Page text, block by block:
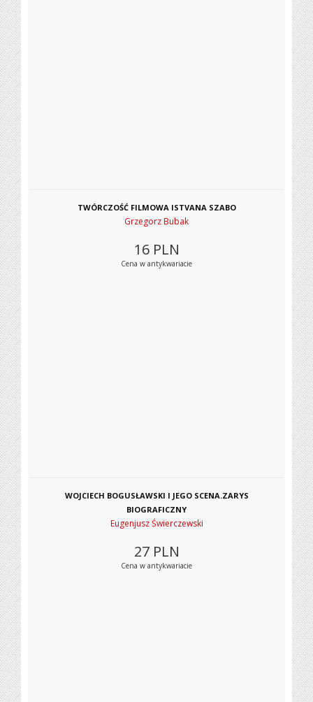
TWÓRCZOŚĆ FILMOWA ISTVANA SZABO
Grzegorz Bubak
16 PLN
Cena w antykwariacie
WOJCIECH BOGUSŁAWSKI I JEGO SCENA.ZARYS
BIOGRAFICZNY
Eugenjusz Świerczewski
27 PLN
Cena w antykwariacie